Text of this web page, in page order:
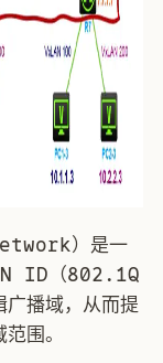
）是一
ID（802.1Q
播域，从而提
围。